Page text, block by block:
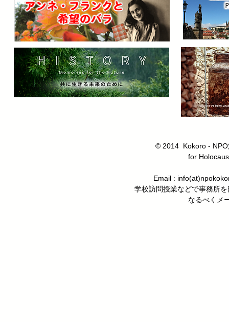
© 2014 Kokoro - NPO
for
Email :
学校訪問授業などで事務所
なるべくメ